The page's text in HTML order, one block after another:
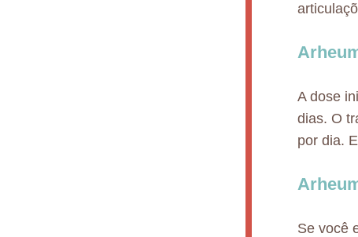
A dose
dias. O
por dia.
Se você